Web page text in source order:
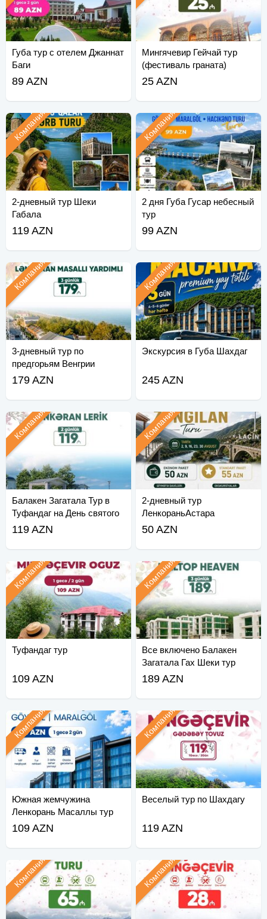
Губа тур с отелем Джаннат
Баги
89 AZN
Мингячевир Гейчай тур
(фестиваль граната)
25 AZN
2-дневный тур Шеки
Габала
Компания
119 AZN
2 дня Губа Гусар небесный
тур
Компания
99 AZN
3-дневный тур по
предгорьям Венгрии
Компания
179 AZN
Экскурсия в Губа Шахдаг
Компания
245 AZN
Балакен Загатала Тур в
Туфандаг на День святого
Валентина
Компания
119 AZN
2-дневный тур
ЛенкораньАстара
Компания
50 AZN
Туфандаг тур
Компания
109 AZN
Все включено Балакен
Загатала Гах Шеки тур
Компания
189 AZN
Южная жемчужина
Ленкорань Масаллы тур
Компания
109 AZN
Веселый тур по Шахдагу
Компания
119 AZN
Компания Компания